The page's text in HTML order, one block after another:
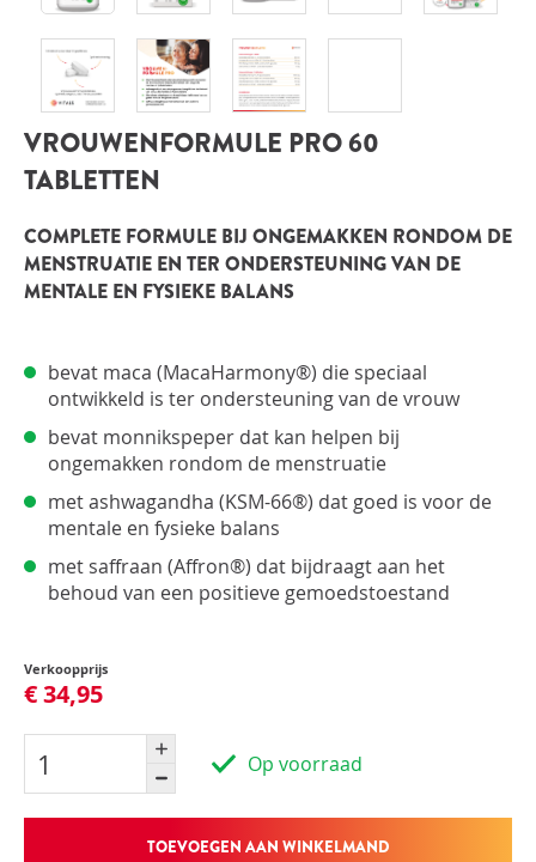
VROUWENFORMULE PRO 60
TABLETTEN
COMPLETE FORMULE BIJ ONGEMAKKEN RONDOM DE
MENSTRUATIE EN TER ONDERSTEUNING VAN DE
MENTALE EN FYSIEKE BALANS
bevat maca (MacaHarmony®) die speciaal
ontwikkeld is ter ondersteuning van de vrouw
bevat monnikspeper dat kan helpen bij
ongemakken rondom de menstruatie
met ashwagandha (KSM-66®) dat goed is voor de
mentale en fysieke balans
met saffraan (Affron®) dat bijdraagt aan het
behoud van een positieve gemoedstoestand
Verkoopprijs
€ 34,95
Op voorraad
TOEVOEGEN AAN WINKELMAND